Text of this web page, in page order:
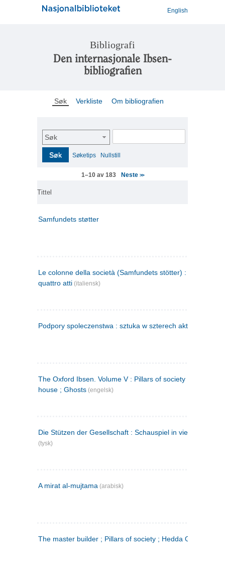
English
Bibliografi
Den internasjonale Ibsen-
bibliografien
Søk Verkliste Om bibliografien
Søk
Søk Søketips Nullstill
1–10 av 183 Neste >>
Tittel
Samfundets støtter
Le colonne della società (Samfundets stötter) : commedia
quattro atti (italiensk)
Podpory spoleczenstwa : sztuka w szterech aktach
The Oxford Ibsen. Volume V : Pillars of society ; A doll's
house ; Ghosts (engelsk)
Die Stützen der Gesellschaft : Schauspiel in vier Aufzügen
(tysk)
A mirat al-mujtama (arabisk)
The master builder ; Pillars of society ; Hedda Gabler